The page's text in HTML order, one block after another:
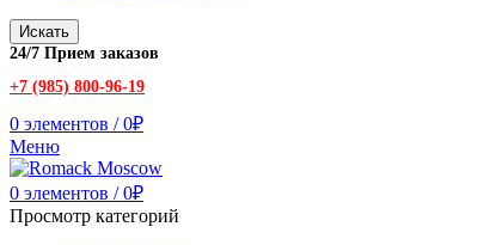
Искать
24/7 Прием заказов
+7 (985) 800-96-19
0 элементов / 0₽
Меню
0 элементов / 0₽
Просмотр категорий